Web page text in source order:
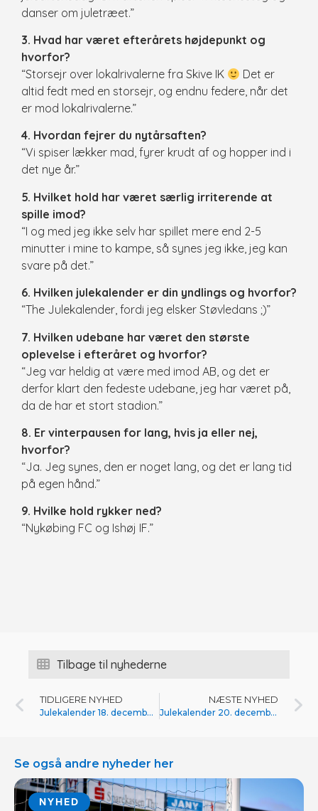
danser om juletræet.”
3. Hvad har været efterårets højdepunkt og
hvorfor?
“Storsejr over lokalrivalerne fra Skive IK
Det er
altid fedt med en storsejr, og endnu federe, når det
er mod lokalrivalerne.”
4. Hvordan fejrer du nytårsaften?
“Vi spiser lækker mad, fyrer krudt af og hopper ind i
det nye år.”
5. Hvilket hold har været særlig irriterende at
spille imod?
“I og med jeg ikke selv har spillet mere end 2-5
minutter i mine to kampe, så synes jeg ikke, jeg kan
svare på det.”
6. Hvilken julekalender er din yndlings og hvorfor?
“The Julekalender, fordi jeg elsker Støvledans ;)”
7. Hvilken udebane har været den største
oplevelse i efteråret og hvorfor?
“Jeg var heldig at være med imod AB, og det er
derfor klart den fedeste udebane, jeg har været på,
da de har et stort stadion.”
8. Er vinterpausen for lang, hvis ja eller nej,
hvorfor?
“Ja. Jeg synes, den er noget lang, og det er lang tid
på egen hånd.”
9. Hvilke hold rykker ned?
“Nykøbing FC og Ishøj IF.”
Tilbage til nyhederne
TIDLIGERE NYHED
Julekalender 18. december med Jonas Hansen
NÆSTE NYHED
Julekalender 20. december med Laus Nielsen
Se også andre nyheder her
NYHED